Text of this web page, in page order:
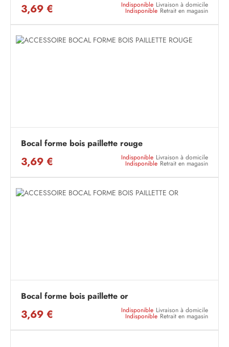
3,69 € Indisponible Livraison à domicile
Indisponible Retrait en magasin
Bocal forme bois paillette rouge
3,69 € Indisponible Livraison à domicile
Indisponible Retrait en magasin
Bocal forme bois paillette or
3,69 € Indisponible Livraison à domicile
Indisponible Retrait en magasin